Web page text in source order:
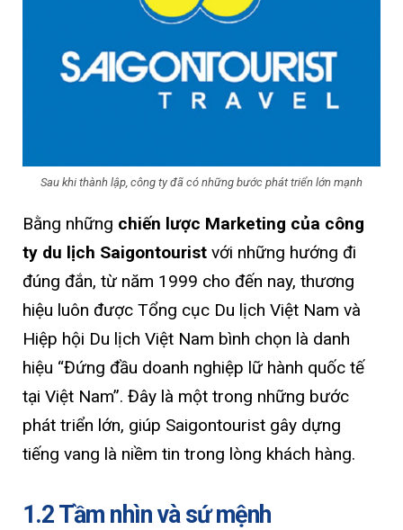
Sau khi thành lập, công ty đã có những bước phát triển lớn mạnh
Bằng những chiến lược Marketing của công
ty du lịch Saigontourist với những hướng đi
đúng đắn, từ năm 1999 cho đến nay, thương
hiệu luôn được Tổng cục Du lịch Việt Nam và
Hiệp hội Du lịch Việt Nam bình chọn là danh
hiệu “Đứng đầu doanh nghiệp lữ hành quốc tế
tại Việt Nam”. Đây là một trong những bước
phát triển lớn, giúp Saigontourist gây dựng
tiếng vang là niềm tin trong lòng khách hàng.
1.2 Tầm nhìn và sứ mệnh